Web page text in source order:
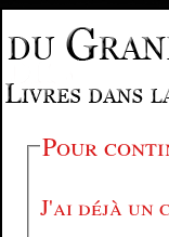
Pour
J'ai déjà un